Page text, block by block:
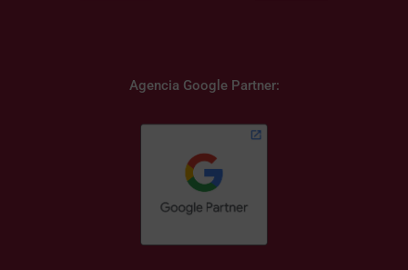
Agencia Google Partner: